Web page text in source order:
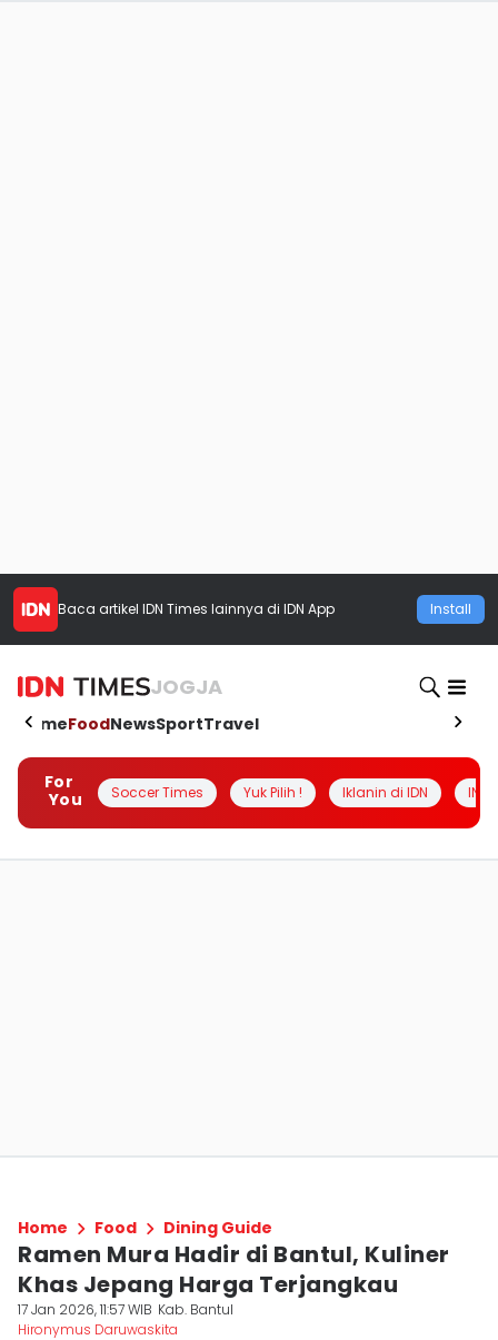
Baca artikel IDN Times lainnya di IDN App Install
JOGJA
HomeFoodNewsSportTravel
For
You
Soccer Times Yuk Pilih ! Iklanin di IDN
Home Food Dining Guide
Ramen Mura Hadir di Bantul, Kuliner
Khas Jepang Harga Terjangkau
17 Jan 2026, 11:57 WIB Kab. Bantul
Hironymus Daruwaskita